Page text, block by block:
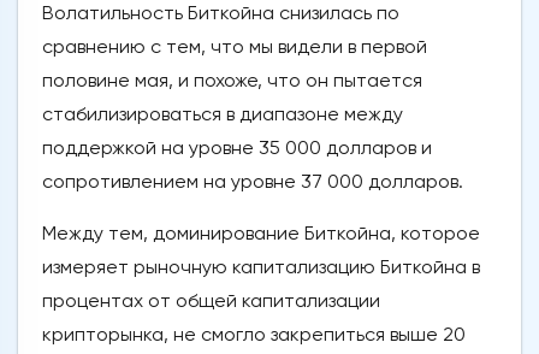
Волатильность Биткойна снизилась по
сравнению с тем, что мы видели в первой
половине мая, и похоже, что он пытается
стабилизироваться в диапазоне между
поддержкой на уровне 35 000 долларов и
сопротивлением на уровне 37 000 долларов.
Между тем, доминирование Биткойна, которое
измеряет рыночную капитализацию Биткойна в
процентах от общей капитализации
крипторынка, не смогло закрепиться выше 20